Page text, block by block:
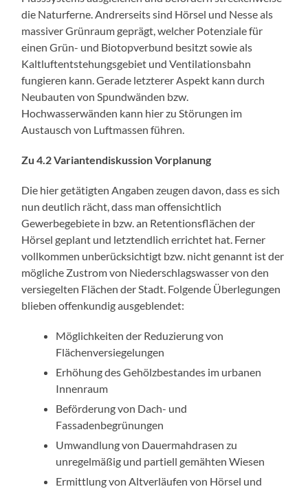
die Naturferne. Andrerseits sind Hörsel und Nesse als
massiver Grünraum geprägt, welcher Potenziale für
einen Grün- und Biotopverbund besitzt sowie als
Kaltluftentstehungsgebiet und Ventilationsbahn
fungieren kann. Gerade letzterer Aspekt kann durch
Neubauten von Spundwänden bzw.
Hochwasserwänden kann hier zu Störungen im
Austausch von Luftmassen führen.
Zu 4.2 Variantendiskussion Vorplanung
Die hier getätigten Angaben zeugen davon, dass es sich
nun deutlich rächt, dass man offensichtlich
Gewerbegebiete in bzw. an Retentionsflächen der
Hörsel geplant und letztendlich errichtet hat. Ferner
vollkommen unberücksichtigt bzw. nicht genannt ist der
mögliche Zustrom von Niederschlagswasser von den
versiegelten Flächen der Stadt. Folgende Überlegungen
blieben offenkundig ausgeblendet:
Möglichkeiten der Reduzierung von
Flächenversiegelungen
Erhöhung des Gehölzbestandes im urbanen
Innenraum
Beförderung von Dach- und
Fassadenbegrünungen
Umwandlung von Dauermahdrasen zu
unregelmäßig und partiell gemähten Wiesen
Ermittlung von Altverläufen von Hörsel und